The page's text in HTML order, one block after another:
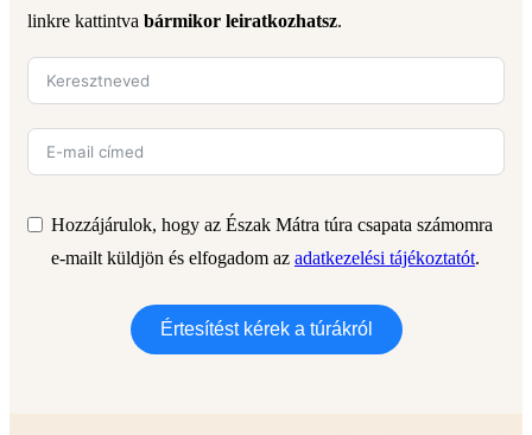
linkre kattintva bármikor leiratkozhatsz.
Hozzájárulok, hogy az Észak Mátra túra csapata számomra
e-mailt küldjön és elfogadom az adatkezelési tájékoztatót.
Értesítést kérek a túrákról